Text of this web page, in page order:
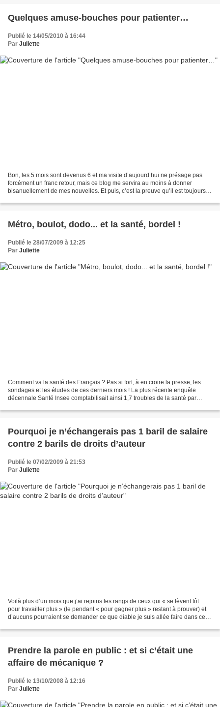
Quelques amuse-bouches pour patienter…
Publié le 14/05/2010 à 16:44
Par Juliette
Bon, les 5 mois sont devenus 6 et ma visite d’aujourd’hui ne présage pas
forcément un franc retour, mais ce blog me servira au moins à donner
bisanuellement de mes nouvelles. Et puis, c’est la preuve qu’il est toujours
Métro, boulot, dodo... et la santé, bordel !
Publié le 28/07/2009 à 12:25
Par Juliette
Comment va la santé des Français ? Pas si fort, à en croire la presse, les
sondages et les études de ces derniers mois ! La plus récente enquête
décennale Santé Insee comptabilisait ainsi 1,7 troubles de la santé par
Pourquoi je n’échangerais pas 1 baril de salaire
contre 2 barils de droits d’auteur
Publié le 07/02/2009 à 21:53
Par Juliette
Voilà plus d’un mois que j’ai rejoins les rangs de ceux qui « se lèvent tôt
pour travailler plus » (le pendant « pour gagner plus » restant à prouver) et
d’aucuns pourraient se demander ce que diable je suis allée faire dans cette
Prendre la parole en public : et si c’était une
affaire de mécanique ?
Publié le 13/10/2008 à 12:16
Par Juliette